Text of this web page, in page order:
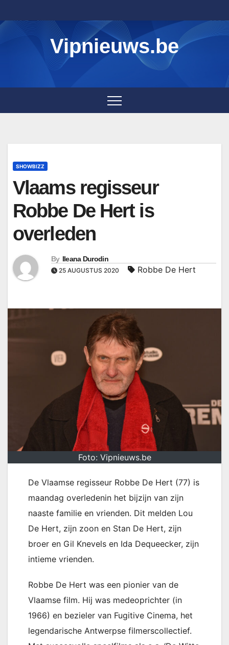
to
content
Vipnieuws.be
SHOWBIZZ
Vlaams regisseur
Robbe De Hert is
overleden
By Ileana Durodin
25 AUGUSTUS 2020 Robbe De Hert
Foto: Vipnieuws.be
De Vlaamse regisseur Robbe De Hert (77) is
maandag overledenin het bijzijn van zijn
naaste familie en vrienden. Dit melden Lou
De Hert, zijn zoon en Stan De Hert, zijn
broer en Gil Knevels en Ida Dequeecker, zijn
intieme vrienden.
Robbe De Hert was een pionier van de
Vlaamse film. Hij was medeoprichter (in
1966) en bezieler van Fugitive Cinema, het
legendarische Antwerpse filmerscollectief.